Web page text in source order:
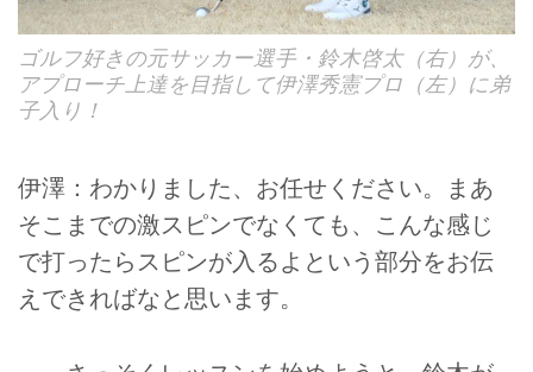
ゴルフ好きの元サッカー選手・鈴木啓太（右）が、
アプローチ上達を目指して伊澤秀憲プロ（左）に弟
子入り！
伊澤：わかりました、お任せください。まあ
そこまでの激スピンでなくても、こんな感じ
で打ったらスピンが入るよという部分をお伝
えできればなと思います。